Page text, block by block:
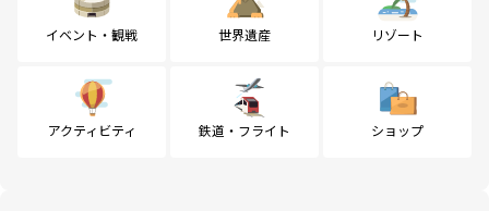
イベント・観戦 世界遺産 リゾート
アクティビティ 鉄道・フライト ショップ